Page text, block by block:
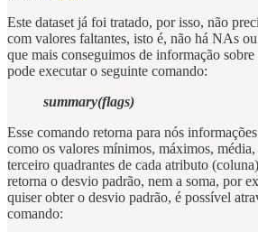
Este dataset já foi tratado, por isso, não
com valores faltantes, isto é, não há NAs
que mais conseguimos de informação sobre
pode executar o seguinte comando:
summary(flags)
Esse comando retorna para nós
como os valores mínimos, máximos,
terceiro quadrantes de cada atributo
retorna o desvio padrão, nem a soma, por
quiser obter o desvio padrão, é possível
comando: